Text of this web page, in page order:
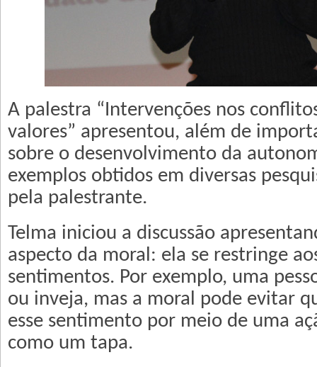
A palestra “Intervenções nos
valores” apresentou, além de
sobre o desenvolvimento da
exemplos obtidos em diversas
pela palestrante.
Telma iniciou a discussão
aspecto da moral: ela se restringe
sentimentos. Por exemplo, uma
ou inveja, mas a moral pode evitar
esse sentimento por meio de uma
como um tapa.